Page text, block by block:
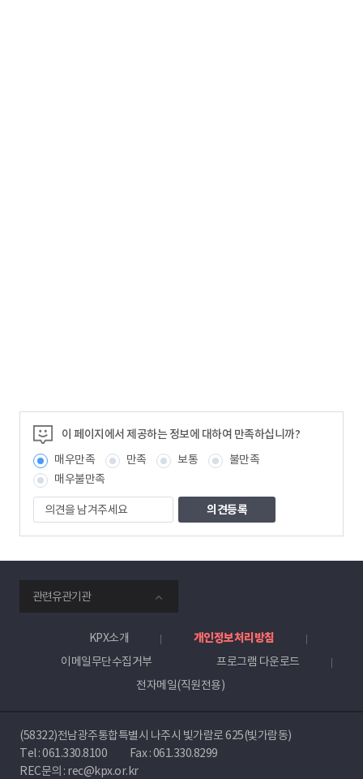
이 페이지에서 제공하는 정보에 대하여 만족하십니까?
매우만족
만족 보통
불만족
매우불만족
의
견
을
겨
주
세
요
관련유관기관
KPX소개
개인정보처리방침
이메일무단수집거부
프로그램 다운로드
전자메일(직원전용)
(58322)전남광주통합특별시 나주시 빛가람로 625(빛가람동)
Tel :061.330.8100
Fax : 061.330.8299
REC문의 : rec@kpx.or.kr